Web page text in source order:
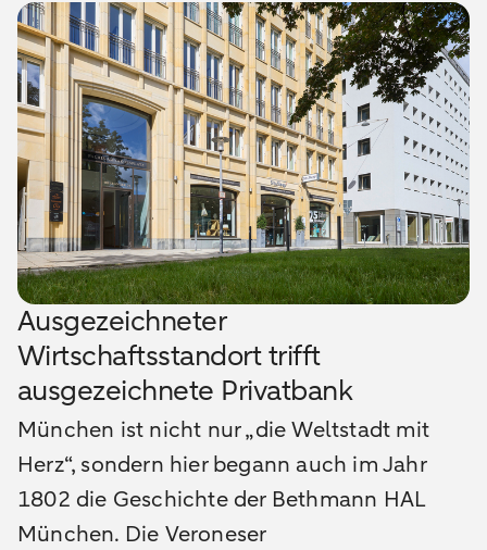
Ausgezeichneter
Wirtschaftsstandort trifft
ausgezeichnete Privatbank
München ist nicht nur „die Weltstadt mit
Herz“, sondern hier begann auch im Jahr
1802 die Geschichte der Bethmann HAL
München. Die Veroneser